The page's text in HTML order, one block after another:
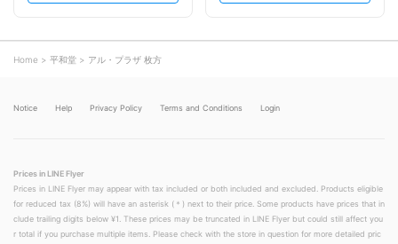
t
o
w
t
Home 平和堂 アル・プラザ 枚方
Notice Help Privacy Policy Terms and Conditions Login
Prices in LINE Flyer
Prices in LINE Flyer may appear with tax included or both included and excluded. Products eligible
for reduced tax (8%) will have an asterisk (＊) next to their price. Some products have prices that in
clude trailing digits below ¥1. These prices may be truncated in LINE Flyer but could still affect you
r total if you purchase multiple items. Please check with the store in question for more detailed pric